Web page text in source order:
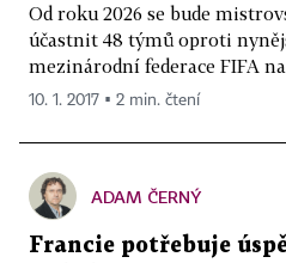
Od roku 2026 se bude
účastnit 48 týmů oproti
mezinárodní federace FIFA
10. 1. 2017 ▪ 2 min. čtení
ADAM ČERNÝ
Francie potřebuje